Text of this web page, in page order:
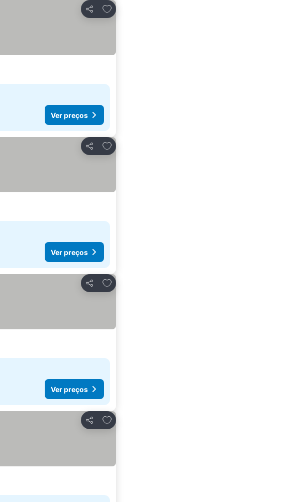
Partilhar
Adicionar aos favoritos
Ver preços
Partilhar
Adicionar aos favoritos
Ver preços
Partilhar
Adicionar aos favoritos
Ver preços
Partilhar
Adicionar aos favoritos